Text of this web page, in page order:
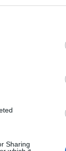
Sharing
„uchodźca” jest